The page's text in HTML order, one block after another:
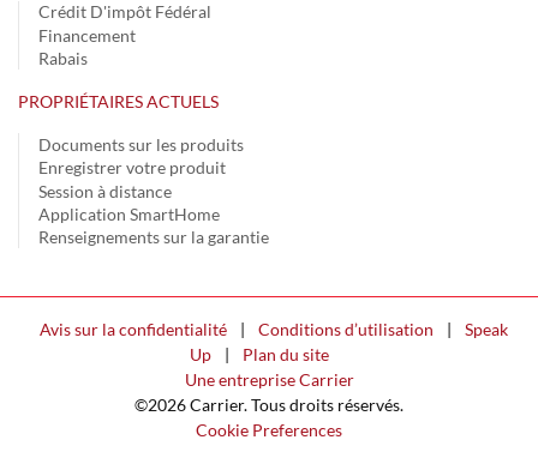
Crédit D'impôt Fédéral
Financement
Rabais
PROPRIÉTAIRES ACTUELS
Documents sur les produits
Enregistrer votre produit
Session à distance
Application SmartHome
Renseignements sur la garantie
Avis sur la confidentialité | Conditions d’utilisation |
Speak
Up
|
Plan du site
Une entreprise Carrier
©2026 Carrier. Tous droits réservés.
Cookie Preferences